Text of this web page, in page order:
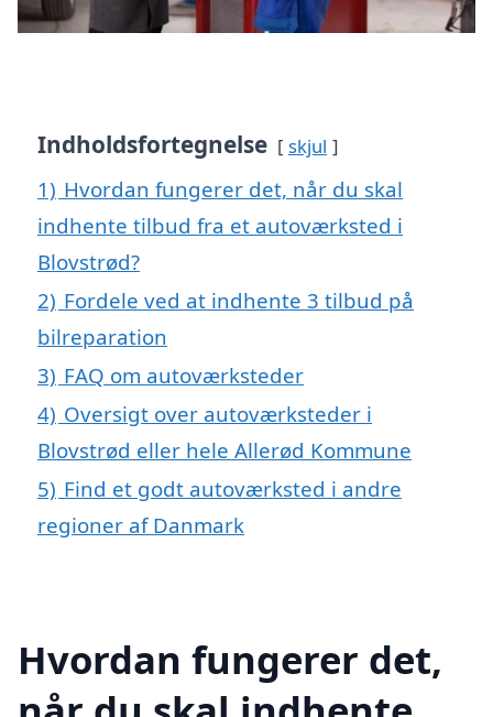
Indholdsfortegnelse skjul
1) Hvordan fungerer det, når du skal
indhente tilbud fra et autoværksted i
Blovstrød?
2) Fordele ved at indhente 3 tilbud på
bilreparation
3) FAQ om autoværksteder
4) Oversigt over autoværksteder i
Blovstrød eller hele Allerød Kommune
5) Find et godt autoværksted i andre
regioner af Danmark
Hvordan fungerer det,